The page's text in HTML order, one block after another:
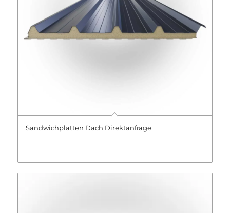
Sandwichplatten Dach Direktanfrage